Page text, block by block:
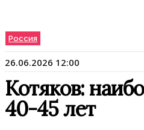
Россия
26.06.2026 12:00
Котяков:
40-45 лет